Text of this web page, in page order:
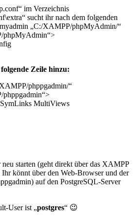
im Verzeichnis
sucht ihr nach dem folgenden
„C:/XAMPP/phpMyAdmin/“
phpMyAdmin“>
Zeile hinzu:
phppgadmin/“
MultiViews
neu starten (geht direkt über das XAMPP
könnt über den Web-Browser und der
auf den PostgreSQL-Server
User ist „postgres“ 😉